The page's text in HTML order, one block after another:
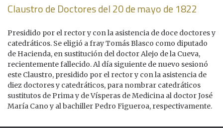
Claustro de Doctores del 20 de mayo de 1822
Presidido por el rector y con la asistencia de doce doctores y
catedráticos. Se eligió a fray Tomás Blasco como diputado
de Hacienda, en sustitución del doctor Alejo de la Cueva,
recientemente fallecido. Al día siguiente de nuevo sesionó
este Claustro, presidido por el rector y con la asistencia de
diez doctores y catedráticos, para nombrar catedráticos
sustitutos de Prima y de Vísperas de Medicina al doctor José
María Cano y al bachiller Pedro Figueroa, respectivamente.